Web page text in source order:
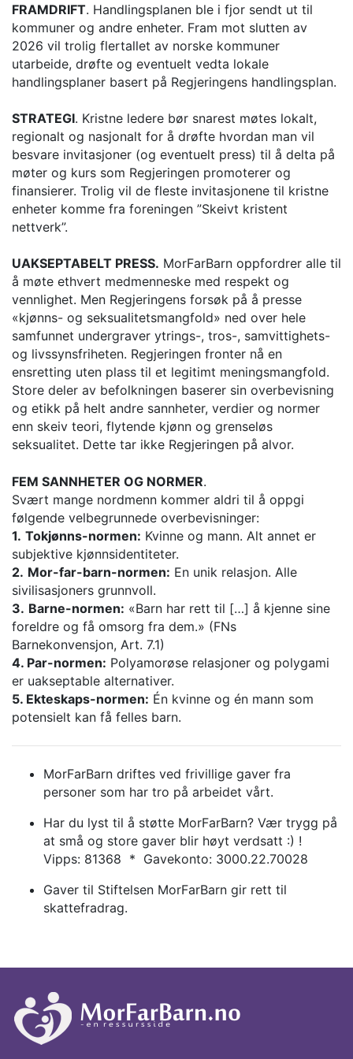
FRAMDRIFT. Handlingsplanen ble i fjor sendt ut til
kommuner og andre enheter. Fram mot slutten av
2026 vil trolig flertallet av norske kommuner
utarbeide, drøfte og eventuelt vedta lokale
handlingsplaner basert på Regjeringens handlingsplan.
STRATEGI. Kristne ledere bør snarest møtes lokalt,
regionalt og nasjonalt for å drøfte hvordan man vil
besvare invitasjoner (og eventuelt press) til å delta på
møter og kurs som Regjeringen promoterer og
finansierer. Trolig vil de fleste invitasjonene til kristne
enheter komme fra foreningen ”Skeivt kristent
nettverk”.
UAKSEPTABELT PRESS. MorFarBarn oppfordrer alle til
å møte ethvert medmenneske med respekt og
vennlighet. Men Regjeringens forsøk på å presse
«kjønns- og seksualitetsmangfold» ned over hele
samfunnet undergraver ytrings-, tros-, samvittighets-
og livssynsfriheten. Regjeringen fronter nå en
ensretting uten plass til et legitimt meningsmangfold.
Store deler av befolkningen baserer sin overbevisning
og etikk på helt andre sannheter, verdier og normer
enn skeiv teori, flytende kjønn og grenseløs
seksualitet. Dette tar ikke Regjeringen på alvor.
FEM SANNHETER OG NORMER.
Svært mange nordmenn kommer aldri til å oppgi
følgende velbegrunnede overbevisninger:
1. Tokjønns-normen: Kvinne og mann. Alt annet er
subjektive kjønnsidentiteter.
2. Mor-far-barn-normen: En unik relasjon. Alle
sivilisasjoners grunnvoll.
3. Barne-normen: «Barn har rett til […] å kjenne sine
foreldre og få omsorg fra dem.» (FNs
Barnekonvensjon, Art. 7.1)
4. Par-normen: Polyamorøse relasjoner og polygami
er uakseptable alternativer.
5. Ekteskaps-normen: Én kvinne og én mann som
potensielt kan få felles barn.
MorFarBarn driftes ved frivillige gaver fra
personer som har tro på arbeidet vårt.
Har du lyst til å støtte MorFarBarn? Vær trygg på
at små og store gaver blir høyt verdsatt :) !
Vipps: 81368 * Gavekonto: 3000.22.70028
Gaver til Stiftelsen MorFarBarn gir rett til
skattefradrag.